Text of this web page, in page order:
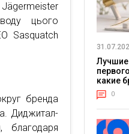
цього
Sasquatch
бренда
Диджитал-
благодаря
какие
отрасли
0